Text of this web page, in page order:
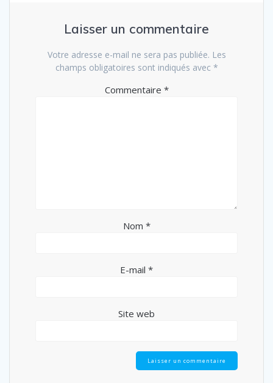
Laisser un commentaire
Votre adresse e-mail ne sera pas publiée. Les
champs obligatoires sont indiqués avec *
Commentaire *
Nom *
E-mail *
Site web